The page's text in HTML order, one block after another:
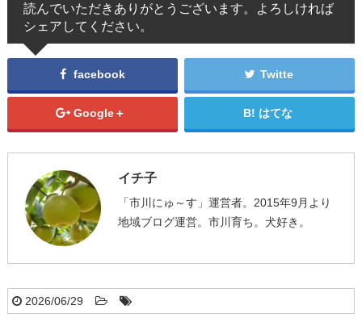
読んでいただきありがとうございます。よろしければ
シェアしてください。
facebook Twitte
Google＋ はてな
イチ子
「市川にゅ～す」運営者。2015年9月より
地域ブログ運営。市川育ち。犬好き。
2026/06/29